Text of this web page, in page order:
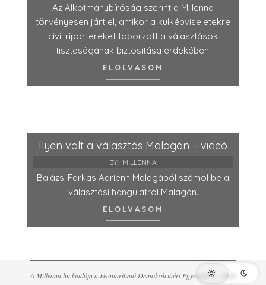
Az Alkotmánybíróság szerint a Millenna
törvényesen járt el, amikor a külképviseletekre
civil riportereket toborzott a választások
tisztaságának biztosítása érdekében.
ELOLVASOM
Ilyen volt a választás Malagán – videó
BY: MILLENNA
Balázs-Farkas Adrienn Malagából számol be a
választási hangulatról Malagán.
ELOLVASOM
A Millenna.hu kiadója a Fenntartható Demokráciáért Egyesület © - 2026